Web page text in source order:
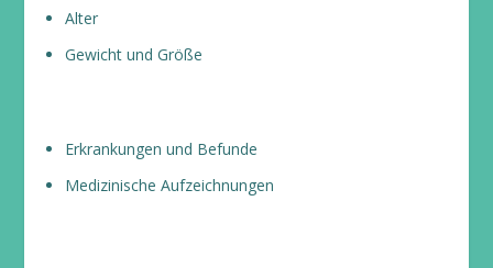
Alter
Gewicht und Größe
Erkrankungen und Befunde
Medizinische Aufzeichnungen